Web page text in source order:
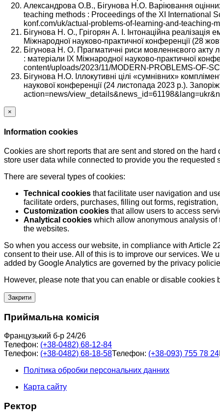
Александрова О.В., Бігунова Н.О. Варіювання
teaching methods : Proceedings of the XI International
konf.com/uk/actual-problems-of-learning-and-teaching-
Бігунова Н. О., Грігорян А. І. Інтонаційна
Міжнародної науково-практичної конференції (28
Бігунова Н. О. Прагматичні риси мовленнєвого акту
: матеріали IX Міжнародної науково-практичної
content/uploads/2023/11/MODERN-PROBLEMS-OF-
Бігунова Н.О. Іллокутивні цілі «сумнівних»
наукової конференції (24 листопада 2023 р.).
action=news/
×
Information cookies
Cookies are short reports that are sent and stored on the
store user data while connected to provide you the
There are several types of cookies:
Technical cookies that facilitate user navigation and
facilitate orders, purchases, filling out forms,
Customization cookies that allow users to access
Analytical cookies which allow anonymous analysis
the websites.
So when you access our website, in compliance with Article
consent to their use. All of this is to improve our services.
added by Google Analytics are governed by the privacy
However, please note that you can enable or disable cookies
Закрити
Приймальна комісія
Французький б-р 24/26
Телефон: (+38-0482) 68-12-84
Телефон: (+38-0482) 68-18-58Телефон: (+38-093) 755 78 24
Політика обробки персональних данних
Карта сайту
Ректор